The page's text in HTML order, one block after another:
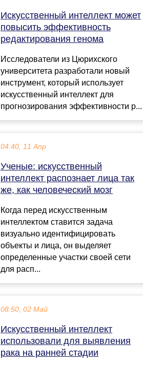
Искусственный интеллект может
повысить эффективность
редактирования генома
Исследователи из Цюрихского
университета разработали новый
инструмент, который использует
искусственный интеллект для
прогнозирования эффективности р...
04:40, 11 Апр
Ученые: искусственный
интеллект распознает лица так
же, как человеческий мозг
Когда перед искусственным
интеллектом ставится задача
визуально идентифицировать
объекты и лица, он выделяет
определенные участки своей сети
для расп...
08:50, 02 Май
Искусственный интеллект
использовали для выявления
рака на ранней стадии